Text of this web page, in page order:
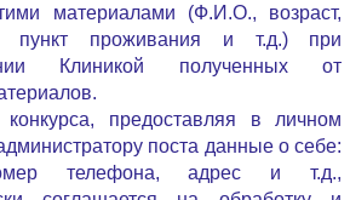
материалами (Ф.И.О., возраст,
пункт проживания и т.д.) при
Клиникой полученных от
конкурса, предоставляя в личном
поста данные о себе:
телефона, адрес и т.д.,